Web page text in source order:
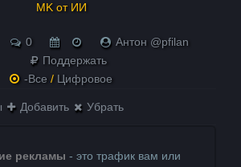
MK от ИИ
0
Антон @pfilan
Поддержать
-Все / Цифровое
Добавить Убрать
рекламы - это трафик вам или